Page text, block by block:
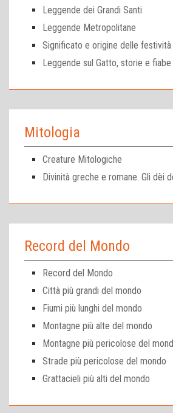
Leggende dei Grandi Santi
Leggende Metropolitane
Significato e origine delle festività
Leggende sul Gatto, storie e fiabe
Mitologia
Creature Mitologiche
Divinità greche e romane. Gli dèi
Record del Mondo
Record del Mondo
Città più grandi del mondo
Fiumi più lunghi del mondo
Montagne più alte del mondo
Montagne più pericolose del
Strade più pericolose del mondo
Grattacieli più alti del mondo